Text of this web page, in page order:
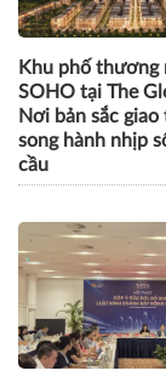
Khu phố thương
SOHO tại The
Nơi bản sắc
song hành nhịp
cầu